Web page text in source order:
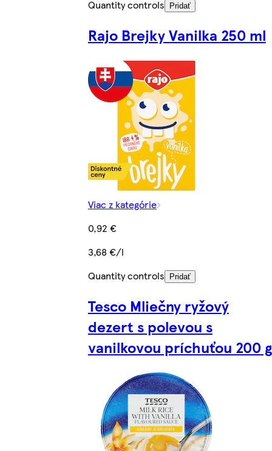
Quantity controls Pridať
Rajo Brejky Vanilka 250 ml
Viac z kategórie
0,92 €
3,68 €/l
Quantity controls
Pridať
Tesco Mliečny ryžový
dezert s polevou s
vanilkovou príchuťou 200 g